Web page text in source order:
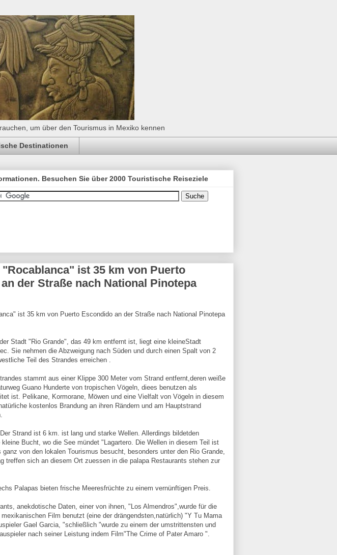
um über den Tourismus in Mexiko kennen
Destinationen
Besuchen Sie über 2000 Touristische Reiseziele
ist 35 km von Puerto
der Straße nach National Pinotepa
ist 35 km von Puerto Escondido an der Straße nach National Pinotepa
Stadt "Rio Grande", das 49 km entfernt ist, liegt eine kleineStadt
Sie nehmen die Abzweigung nach Süden und durch einen Spalt von 2
Teil des Strandes erreichen .
stammt aus einer Klippe 300 Meter vom Strand entfernt,deren weiße
Guano Hunderte von tropischen Vögeln, diees benutzen als
ist. Pelikane, Kormorane, Möwen und eine Vielfalt von Vögeln in diesem
kostenlos Brandung an ihren Rändern und am Hauptstrand
Strand ist 6 km. ist lang und starke Wellen. Allerdings bildetden
Bucht, wo die See mündet "Lagartero. Die Wellen in diesem Teil ist
von den lokalen Tourismus besucht, besonders unter den Rio Grande,
treffen sich an diesem Ort zuessen in die palapa Restaurants stehen zur
Palapas bieten frische Meeresfrüchte zu einem vernünftigen Preis.
anekdotische Daten, einer von ihnen, "Los Almendros",wurde für die
Film benutzt (eine der drängendsten,natürlich) "Y Tu Mama
Gael Garcia, "schließlich "wurde zu einem der umstrittensten und
nach seiner Leistung indem Film"The Crime of Pater Amaro ".